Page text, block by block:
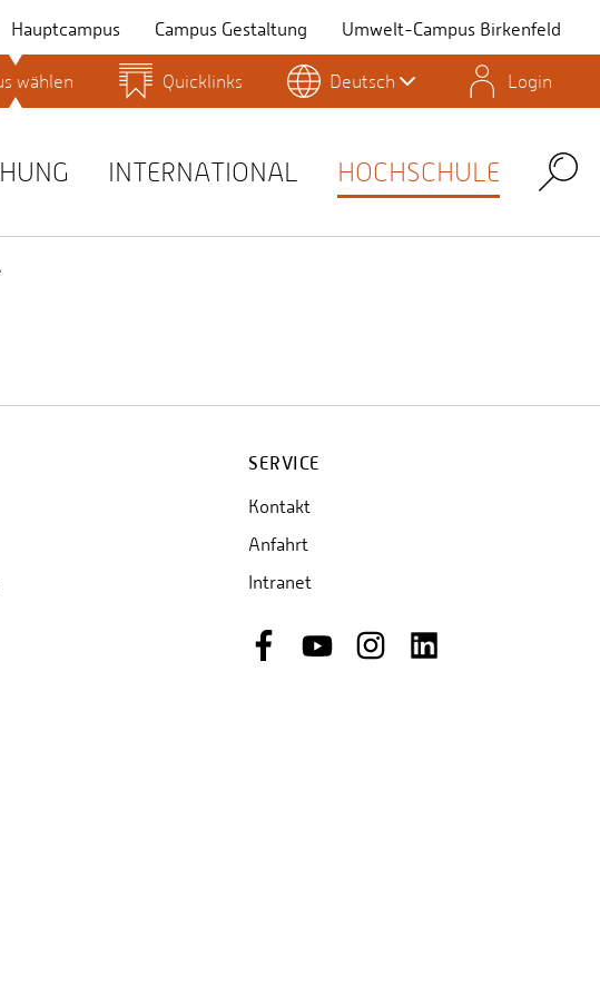
Hauptcampus Campus Gestaltung Umwelt-Campus Birkenfeld
Personensuche
Stud.IP
wählen Quicklinks Deutsch Login
INTERNATIONAL HOCHSCHULE Search
SERVICE
Kontakt
Anfahrt
Intranet